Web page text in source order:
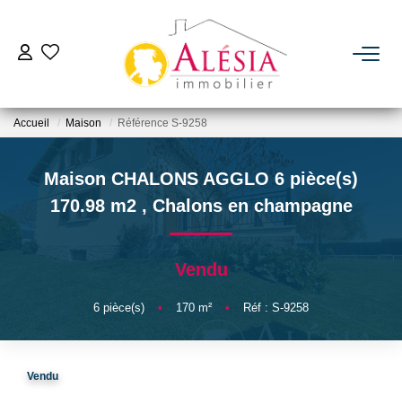
ACHETER
BIENS VENDUS / LOUÉS
NOTRE AGENCE
Accueil Maison Référence S-9258
Maison CHALONS AGGLO 6 pièce(s)
170.98 m2 , Chalons en champagne
Vendu
6 pièce(s) • 170 m² • Réf : S-9258
Vendu